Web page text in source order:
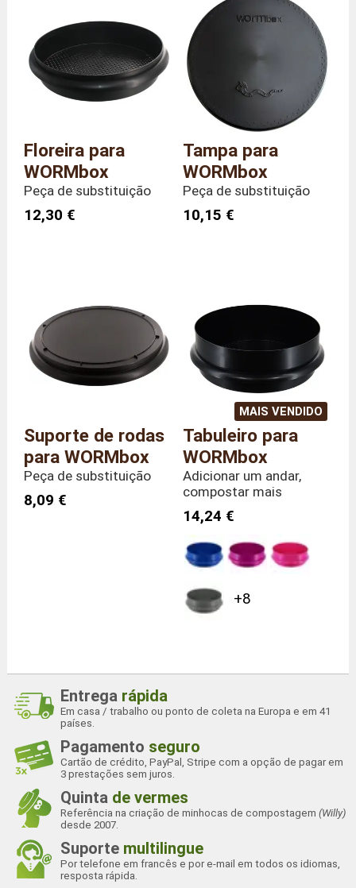
1,1 quilo
Floreira para
WORMbox
Peça de substituição
12,30 €
Tampa para
WORMbox
Peça de substituição
10,15 €
Suporte de rodas
para WORMbox
Peça de substituição
8,09 €
MAIS VENDIDO
Tabuleiro para
WORMbox
Adicionar um andar,
compostar mais
14,24 €
+8
Entrega rápida
Em casa / trabalho ou ponto de coleta na Europa e em 41
países.
Pagamento seguro
Cartão de crédito, PayPal, Stripe com a opção de pagar em
3 prestações sem juros.
Quinta de vermes
Referência na criação de minhocas de compostagem(Willy)
desde 2007.
Suporte multilingue
Por telefone em francês e por e-mail em todos os idiomas,
resposta rápida.